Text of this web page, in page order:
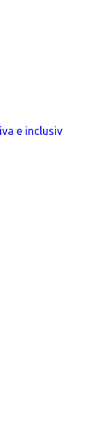
e inclusiv